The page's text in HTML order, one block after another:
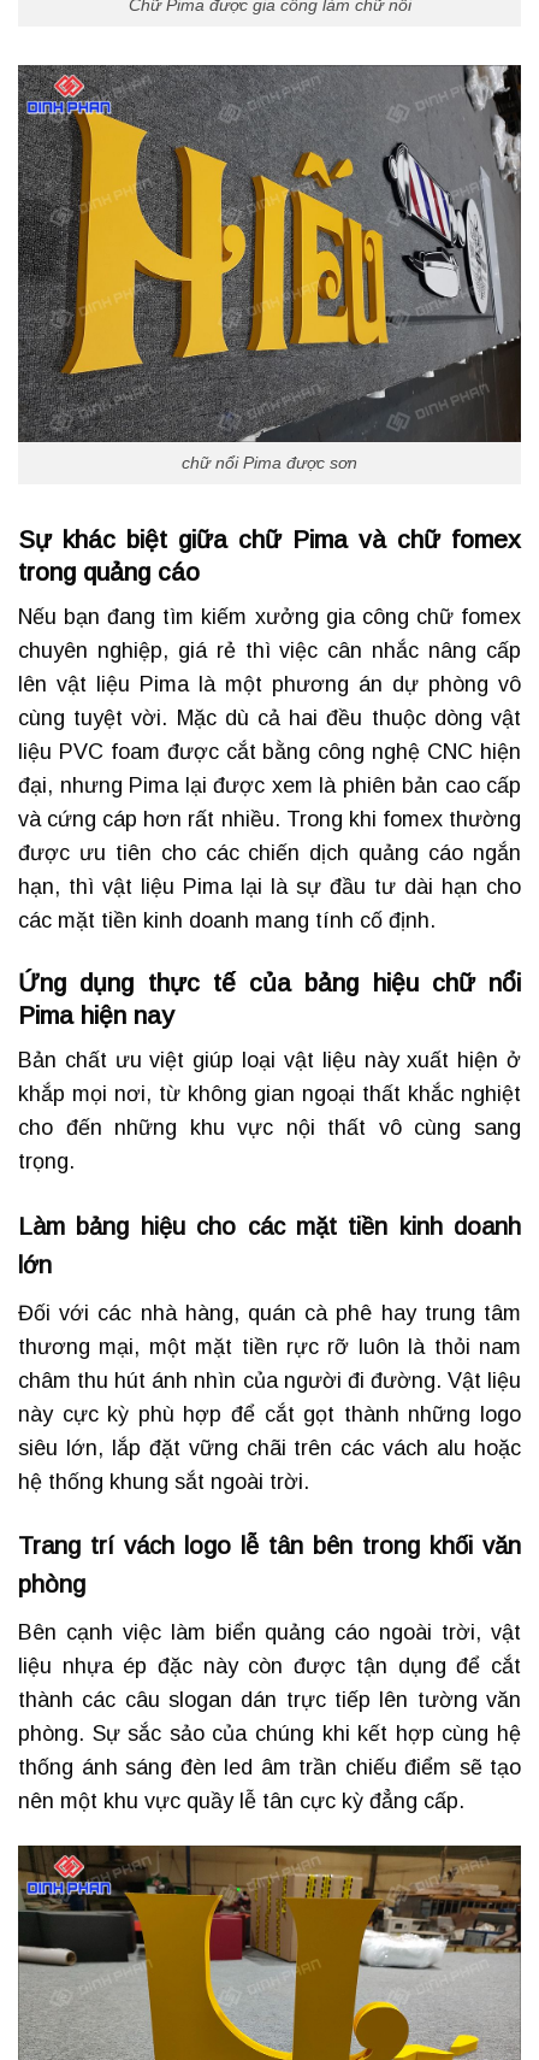
Chữ Pima được gia công làm chữ nổi
chữ nổi Pima được sơn
Sự khác biệt giữa chữ Pima và chữ fomex
trong quảng cáo
Nếu bạn đang tìm kiếm xưởng gia công chữ fomex
chuyên nghiệp, giá rẻ thì việc cân nhắc nâng cấp
lên vật liệu Pima là một phương án dự phòng vô
cùng tuyệt vời. Mặc dù cả hai đều thuộc dòng vật
liệu PVC foam được cắt bằng công nghệ CNC hiện
đại, nhưng Pima lại được xem là phiên bản cao cấp
và cứng cáp hơn rất nhiều. Trong khi fomex thường
được ưu tiên cho các chiến dịch quảng cáo ngắn
hạn, thì vật liệu Pima lại là sự đầu tư dài hạn cho
các mặt tiền kinh doanh mang tính cố định.
Ứng dụng thực tế của bảng hiệu chữ nổi
Pima hiện nay
Bản chất ưu việt giúp loại vật liệu này xuất hiện ở
khắp mọi nơi, từ không gian ngoại thất khắc nghiệt
cho đến những khu vực nội thất vô cùng sang
trọng.
Làm bảng hiệu cho các mặt tiền kinh doanh
lớn
Đối với các nhà hàng, quán cà phê hay trung tâm
thương mại, một mặt tiền rực rỡ luôn là thỏi nam
châm thu hút ánh nhìn của người đi đường. Vật liệu
này cực kỳ phù hợp để cắt gọt thành những logo
siêu lớn, lắp đặt vững chãi trên các vách alu hoặc
hệ thống khung sắt ngoài trời.
Trang trí vách logo lễ tân bên trong khối văn
phòng
Bên cạnh việc làm biển quảng cáo ngoài trời, vật
liệu nhựa ép đặc này còn được tận dụng để cắt
thành các câu slogan dán trực tiếp lên tường văn
phòng. Sự sắc sảo của chúng khi kết hợp cùng hệ
thống ánh sáng đèn led âm trần chiếu điểm sẽ tạo
nên một khu vực quầy lễ tân cực kỳ đẳng cấp.